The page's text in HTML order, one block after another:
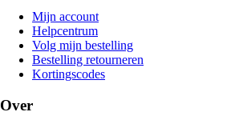
Mijn account
Helpcentrum
Volg mijn bestelling
Bestelling retourneren
Kortingscodes
Over